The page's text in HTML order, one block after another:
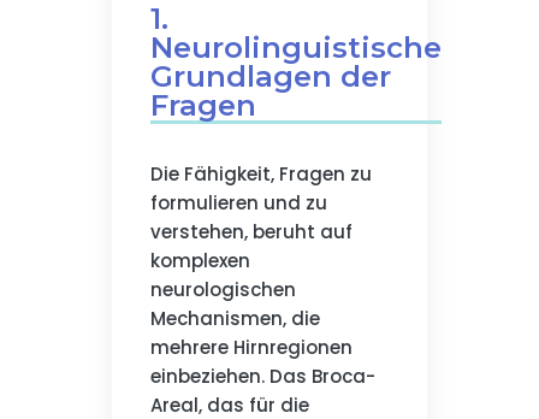
1.
Neurolinguistische
Grundlagen der
Fragen
Die Fähigkeit, Fragen zu
formulieren und zu
verstehen, beruht auf
komplexen
neurologischen
Mechanismen, die
mehrere Hirnregionen
einbeziehen. Das Broca-
Areal, das für die